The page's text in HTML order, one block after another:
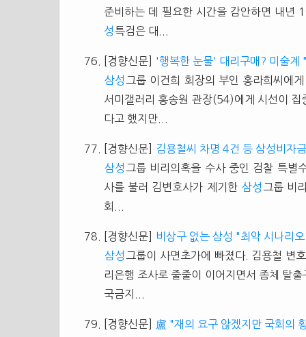
준비하는 데 필요한 시간을 감안하면 내년
성 특검은 대...
[경향신문]
'행복한 눈물' 대리구매? 미술
삼성 그룹 이건희 회장의 부인 홍라희씨에
서미갤러리 홍송원 관장(54)에게 시선이
다고 했지만...
[경향신문]
김용철씨 차명 4건 등 삼성비자
삼성 그룹 비리의혹을 수사 중인 검찰 특별
사를 불러 김변호사가 제기한 삼성 그룹 비
회...
[경향신문]
비상구 없는 삼성 "최악 시나리
삼성 그룹이 사면초가에 빠졌다. 김용철 변
리은행 조사로 줄줄이 이어지면서 좀체 탈
국금지...
[경향신문]
盧 "재의 요구 않겠지만 국회의